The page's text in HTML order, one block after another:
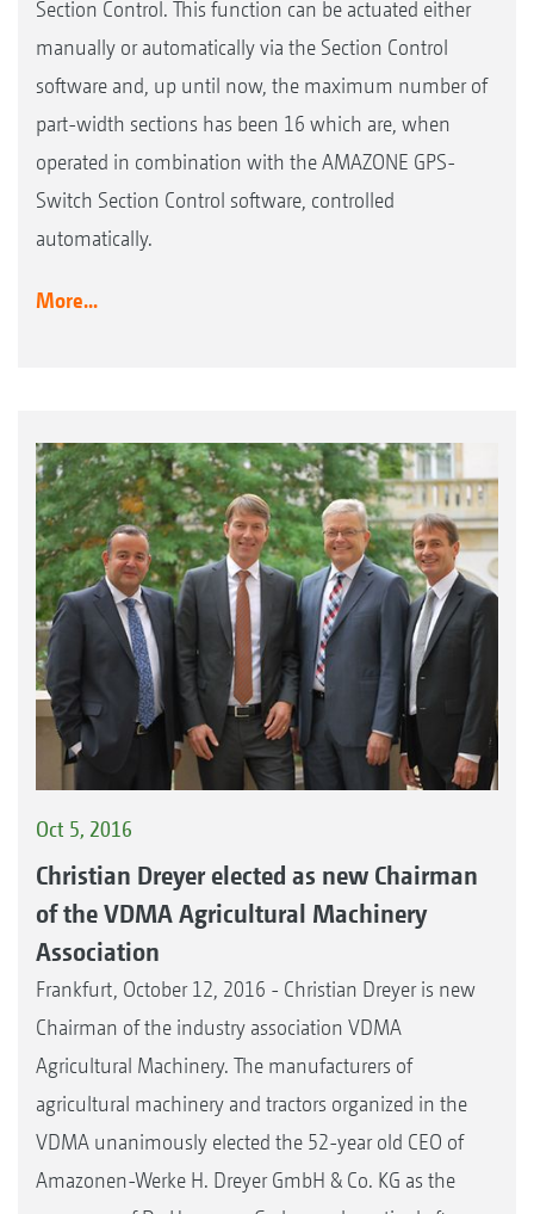
Section Control. This function can be actuated either
manually or automatically via the Section Control
software and, up until now, the maximum number of
part-width sections has been 16 which are, when
operated in combination with the AMAZONE GPS-
Switch Section Control software, controlled
automatically.
More...
Oct 5, 2016
Christian Dreyer elected as new Chairman
of the VDMA Agricultural Machinery
Association
Frankfurt, October 12, 2016 - Christian Dreyer is new
Chairman of the industry association VDMA
Agricultural Machinery. The manufacturers of
agricultural machinery and tractors organized in the
VDMA unanimously elected the 52-year old CEO of
Amazonen-Werke H. Dreyer GmbH & Co. KG as the